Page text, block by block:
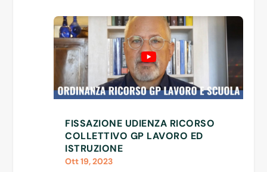
FISSAZIONE UDIENZA RICORSO
COLLETTIVO GP LAVORO ED
ISTRUZIONE
Ott 19, 2023